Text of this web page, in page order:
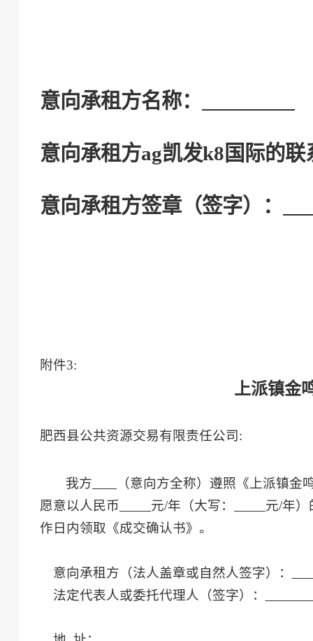
意向承租方名称：
意向承租方ag凯发k8国际的联
意向承租方签章 （签字） ：
附件3:
上派镇金
肥西县公共资源交易有限责任公司:
我方 （意向方全称）遵照《 上派镇金
愿意以人民币
元/年 （大写： 元/年）
作日内领取《成交确认书》。
意向承租方（法人盖章或自然人签字）：
法定代表人或委托代理人（签字）：